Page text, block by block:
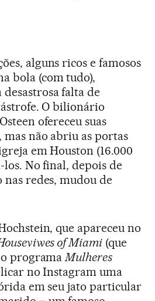
alguns ricos e famosos
bola (com tudo),
falta de
O bilionário
ofereceu suas
mas não abriu as portas
em Houston (16.000
los. No final, depois de
redes, mudou de
que apareceu no
of Miami (que
programaMulheres
no Instagram uma
em seu jato particular